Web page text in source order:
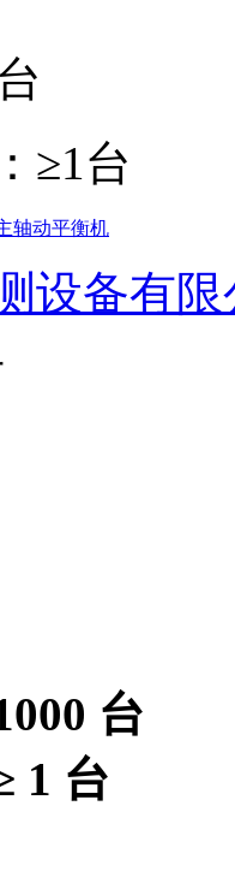
≥1台
轴动平衡机
设备有限
台
1 台